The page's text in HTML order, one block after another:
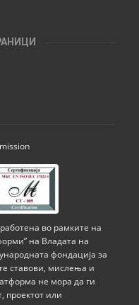
во рамките на
на Владата на
фондација за
ставови, мислења и
не мора да ги
проектот или